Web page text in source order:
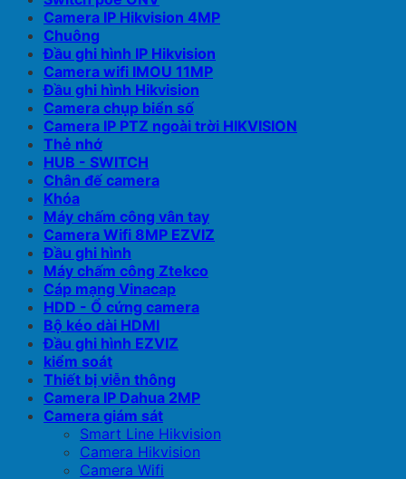
Camera IP Hikvision 4MP
Chuông
Đầu ghi hình IP Hikvision
Camera wifi IMOU 11MP
Đầu ghi hình Hikvision
Camera chụp biển số
Camera IP PTZ ngoài trời HIKVISION
Thẻ nhớ
HUB - SWITCH
Chân đế camera
Khóa
Máy chấm công vân tay
Camera Wifi 8MP EZVIZ
Đầu ghi hình
Máy chấm công Ztekco
Cáp mạng Vinacap
HDD - Ổ cứng camera
Bộ kéo dài HDMI
Đầu ghi hình EZVIZ
kiểm soát
Thiết bị viễn thông
Camera IP Dahua 2MP
Camera giám sát
Smart Line Hikvision
Camera Hikvision
Camera Wifi